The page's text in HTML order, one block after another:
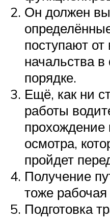
Он должен
поступают
начальства
порядке.
Ещё, как ни
работы
прохождение
осмотра,
пройдет
Получение
тоже рабочая
Подготовка